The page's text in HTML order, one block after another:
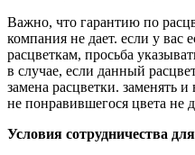
Важно, что гарантию по
компания не дает. если у вас
расцветкам, просьба
в случае, если данный
замена расцветки. заменять и
не понравившегося цвета не
Условия сотрудничества